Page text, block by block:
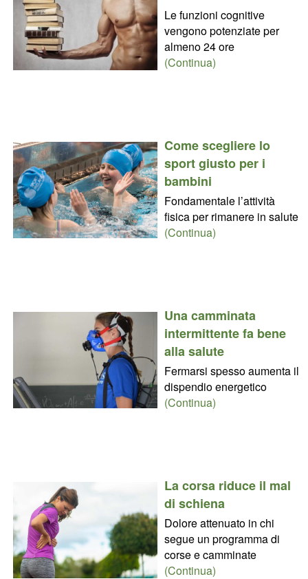
Le funzioni cognitive
vengono potenziate per
almeno 24 ore
(Continua)
Come scegliere lo
sport giusto per i
bambini
Fondamentale l’attività
fisica per rimanere in salute
(Continua)
Una camminata
intermittente fa bene
alla salute
Fermarsi spesso aumenta il
dispendio energetico
(Continua)
La corsa riduce il mal
di schiena
Dolore attenuato in chi
segue un programma di
corse e camminate
(Continua)